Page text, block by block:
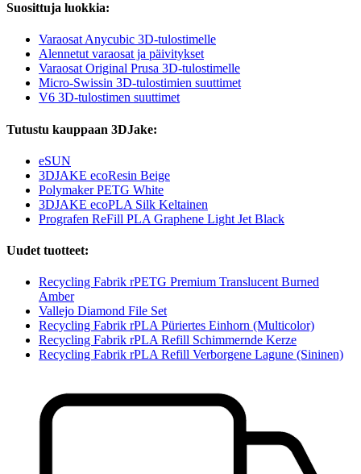
Suosittuja luokkia:
Varaosat Anycubic 3D-tulostimelle
Alennetut varaosat ja päivitykset
Varaosat Original Prusa 3D-tulostimelle
Micro-Swissin 3D-tulostimien suuttimet
V6 3D-tulostimen suuttimet
Tutustu kauppaan 3DJake:
eSUN
3DJAKE ecoResin Beige
Polymaker PETG White
3DJAKE ecoPLA Silk Keltainen
Prografen ReFill PLA Graphene Light Jet Black
Uudet tuotteet:
Recycling Fabrik rPETG Premium Translucent Burned
Amber
Vallejo Diamond File Set
Recycling Fabrik rPLA Püriertes Einhorn (Multicolor)
Recycling Fabrik rPLA Refill Schimmernde Kerze
Recycling Fabrik rPLA Refill Verborgene Lagune (Sininen)